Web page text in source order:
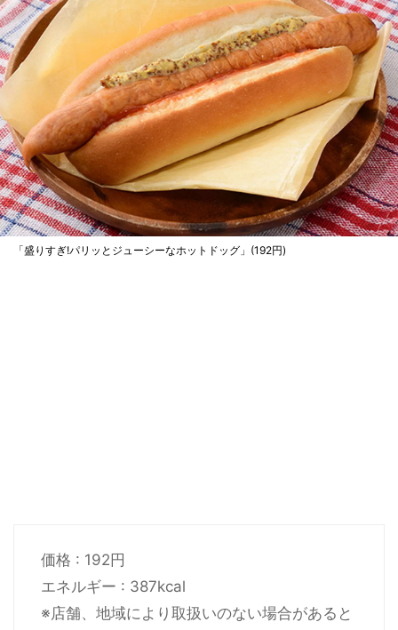
「盛りすぎ!パリッとジューシーなホットドッグ」(192円)
価格 : 192円
エネルギー : 387kcal
※店舗、地域により取扱いのない場合があると